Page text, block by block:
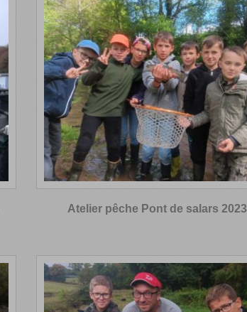
Atelier pêche Pont de salars 2023